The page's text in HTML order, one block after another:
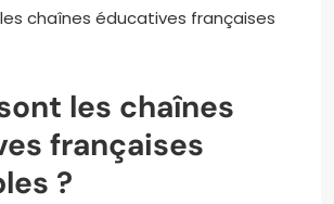
les chaînes
françaises
?